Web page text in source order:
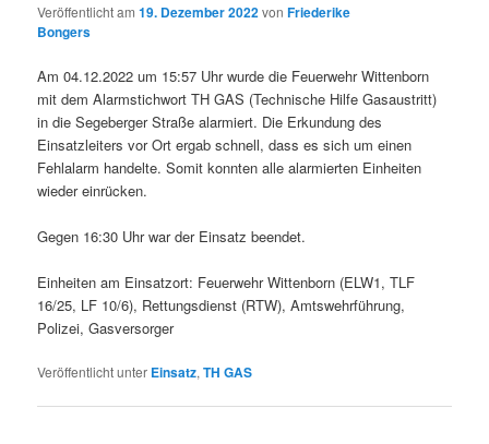
Veröffentlicht am19. Dezember 2022vonFriederike
Bongers
Am 04.12.2022 um 15:57 Uhr wurde die Feuerwehr Wittenborn
mit dem Alarmstichwort TH GAS (Technische Hilfe Gasaustritt)
in die Segeberger Straße alarmiert. Die Erkundung des
Einsatzleiters vor Ort ergab schnell, dass es sich um einen
Fehlalarm handelte. Somit konnten alle alarmierten Einheiten
wieder einrücken.
Gegen 16:30 Uhr war der Einsatz beendet.
Einheiten am Einsatzort: Feuerwehr Wittenborn (ELW1, TLF
16/25, LF 10/6), Rettungsdienst (RTW), Amtswehrführung,
Polizei, Gasversorger
Veröffentlicht unter Einsatz,TH GAS